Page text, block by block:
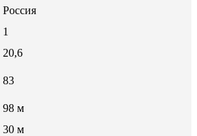
Россия
1
20,6
83
98 м
30 м